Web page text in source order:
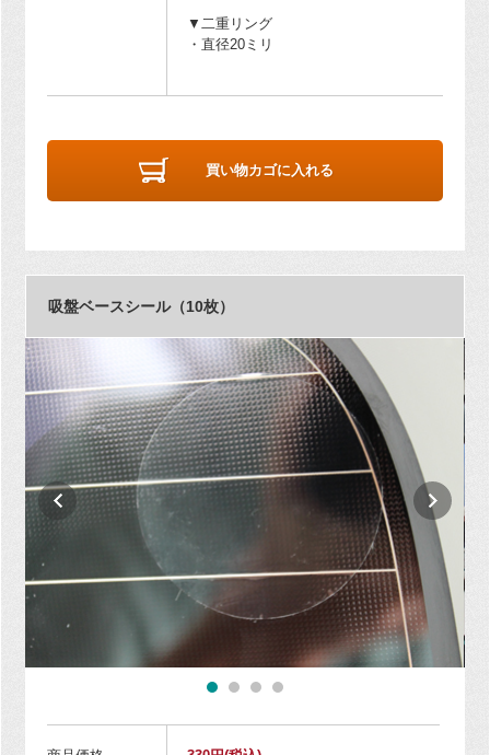
▼二重リング
・直径20ミリ
買い物カゴに入れる
吸盤ベースシール（10枚）